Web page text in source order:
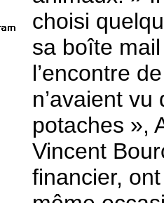
choisi
sa boîte
l’encontre
n’avaient
potaches »,
Vincent
financier,